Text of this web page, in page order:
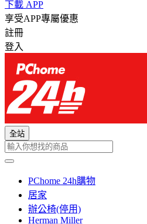
下載 APP
享受APP專屬優惠
註冊
登入
全站
PChome 24h購物
居家
辦公椅(停用)
Herman Miller